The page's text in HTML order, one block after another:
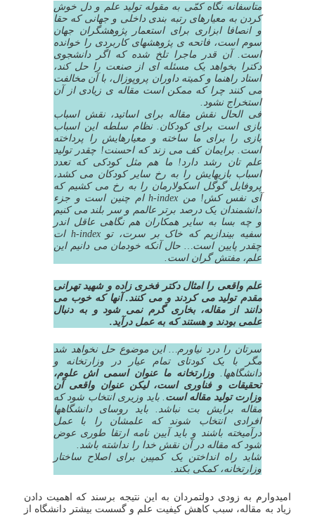
متاسفانه نگاه کمّی به مقوله تولید علم و دل خوش
کردن به معیارهای رتبه بندی داخلی و جهانی که حقا
و انصافا ابزاری برای استعمار پژوهشگران جهان
سوم است، فاتحه ی پژوهشهای کاربردی را خوانده
است. آن قدر ماجرا تلخ شده که اگر دانشجوی
دکترا بخواهد یک مسئله ای از صنعت را حل کند،
استاد راهنما و کمیته داوران پروپوزال، با آن مخالفت
می کنند چرا که ممکن است مقاله ی زیادی از آن
استخراج نشود.
فی الحال نقش مقاله برای اساتید، نقش اسباب
بازی است برای کودکان. نظام سلطه این اسباب
بازی را برای ما ساخته و معیارهایش را پرداخته
است. برایمان کف می زند که احسنت! چقدر تولید
علم تان رشد دارد! ما هم مثل کودکی که تعدد
اسباب بازیهایش را به رخ سایر کودکان می کشد،
پروفایل گوگل اسکولارمان را به رخ می کشیم که
آی نفس کش! من h-index ام چنین است و جزء
دانشمندان یک درصد برتر عالمم و سر بلند می کنیم
و چه بسا به سایر همکاران هم نگاهی عاقل اندر
سفیه بیندازیم که خاک بر سرت، تو h-index ات
چقدر پایین است… حال آنکه خودمان می دانیم این
علم، مفتش گران است.
علم واقعی را امثال دکتر فخری زاده و شهید تهرانی
مقدم تولید می کردند و می کنند. آنها که خوب می
دانند از مقاله، بخاری گرم نمی شود و به دنبال
علمی بودند و هستند که به عمل درآید.
سرتان را درد نیاورم… این موضوع حل نخواهد شد
مگر با یک کودتای تمام عیار در وزارتخانه و
دانشگاهها.وزارتخانه ما عنوان اسمی اش علوم،
تحقیقات و فناوری است، لیکن عنوان واقعی آن
وزارت تولید مقاله است . باید وزیری انتخاب شود که
مقاله برایش بت نباشد. باید روسای دانشگاهها
افرادی انتخاب شوند که علمشان را با عمل
درآمیخته باشند و باید آیین نامه ارتقا طوری عوض
شود که مقاله در آن نقش خدا را نداشته باشد.
شاید راه انداختن یک کمپین برای اصلاح ساختار
وزارتخانه، کمکی بکند.
امیدوارم به زودی دولتمردان به این نتیجه برسند که اهمیت دادن
زیاد به مقاله، سبب کاهش کیفیت علم و گسست بیشتر دانشگاه از